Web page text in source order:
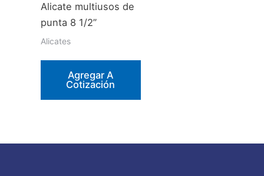
Alicate multiusos de
punta 8 1/2”
Alicates
Agregar A
Cotización